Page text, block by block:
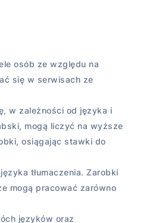
osób ze względu na
się w serwisach ze
w zależności od języka i
mogą liczyć na wyższe
osiągając stawki do
tłumaczenia. Zarobki
mogą pracować zarówno
języków oraz